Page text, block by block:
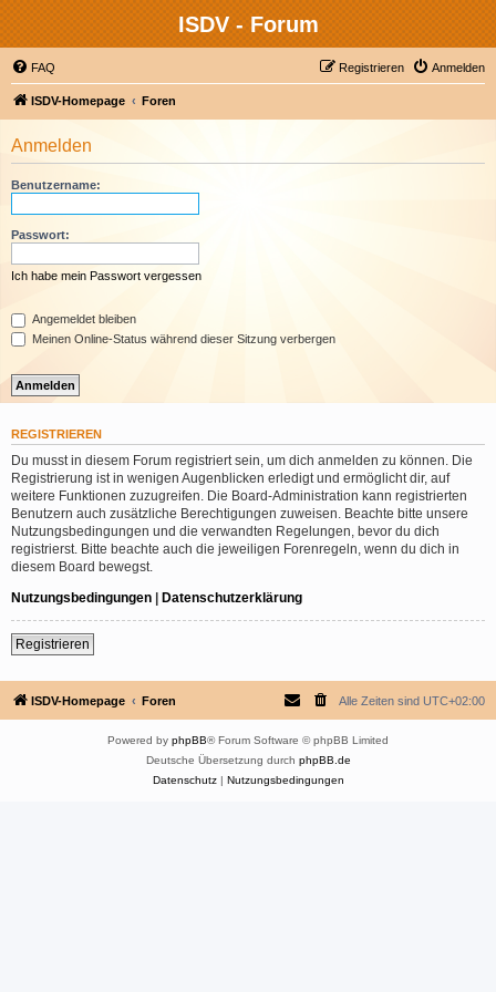
ISDV - Forum
FAQ Anmelden
Registrieren
ISDV-Homepage Foren
Anmelden
Benutzername:
Passwort:
Ich habe mein Passwort vergessen
Angemeldet bleiben
Meinen Online-Status während dieser Sitzung verbergen
REGISTRIEREN
Du musst in diesem Forum registriert sein, um dich anmelden zu können. Die
Registrierung ist in wenigen Augenblicken erledigt und ermöglicht dir, auf
weitere Funktionen zuzugreifen. Die Board-Administration kann registrierten
Benutzern auch zusätzliche Berechtigungen zuweisen. Beachte bitte unsere
Nutzungsbedingungen und die verwandten Regelungen, bevor du dich
registrierst. Bitte beachte auch die jeweiligen Forenregeln, wenn du dich in
diesem Board bewegst.
Nutzungsbedingungen | Datenschutzerklärung
Registrieren
ISDV-Homepage Foren Alle Zeiten sind UTC+02:00
Powered by phpBB® Forum Software © phpBB Limited
Deutsche Übersetzung durch phpBB.de
Datenschutz| Nutzungsbedingungen